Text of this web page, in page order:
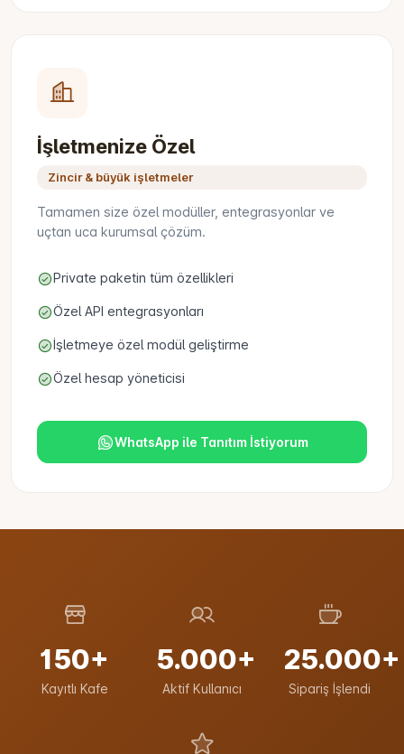
İşletmenize Özel
Zincir & büyük işletmeler
Tamamen size özel modüller, entegrasyonlar ve
uçtan uca kurumsal çözüm.
Private paketin tüm özellikleri
Özel API entegrasyonları
İşletmeye özel modül geliştirme
Özel hesap yöneticisi
WhatsApp ile Tanıtım İstiyorum
150+
Kayıtlı Kafe
5.000+
Aktif Kullanıcı
25.000+
Sipariş İşlendi